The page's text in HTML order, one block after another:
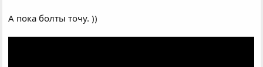
А пока болты точу. ))